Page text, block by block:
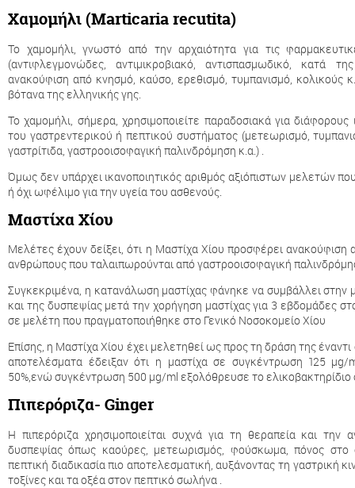
Χαμομήλι (Marticaria recutita)
Το χαμομήλι, γνωστό από την αρχαιότητα για τις
(αντιφλεγμονώδες, αντιμικροβιακό, αντισπασμωδικό, κατά
ανακούφιση από κνησμό, καύσο, ερεθισμό, τυμπανισμό, κολικούς
βότανα της ελληνικής γης.
Το χαμομήλι, σήμερα, χρησιμοποιείτε παραδοσιακά για
του γαστρεντερικού ή πεπτικού συστήματος (μετεωρισμό,
γαστρίτιδα, γαστροοισοφαγική παλινδρόμηση κ.α.) .
Όμως δεν υπάρχει ικανοποιητικός αριθμός αξιόπιστων μελετών
ή όχι ωφέλιμο για την υγεία του ασθενούς.
Μαστίχα Χίου
Μελέτες έχουν δείξει, ότι η Μαστίχα Χίου προσφέρει ανακούφιση
ανθρώπους που ταλαιπωρούνται από γαστροοισοφαγική
Συγκεκριμένα, η κατανάλωση μαστίχας φάνηκε να συμβάλλει στην
και της δυσπεψίας μετά την χορήγηση μαστίχας για 3 εβδομάδες
σε μελέτη που πραγματοποιήθηκε στο Γενικό Νοσοκομείο Χίου
Επίσης, η Μαστίχα Χίου έχει μελετηθεί ως προς τη δράση της
αποτελέσματα έδειξαν ότι η μαστίχα σε συγκέντρωση 125 μg/
50%,ενώ συγκέντρωση 500 μg/ml εξολόθρευσε το ελικοβακτηρίδιο
Πιπερόριζα- Ginger
Η πιπερόριζα χρησιμοποιείται συχνά για τη θεραπεία και
δυσπεψίας όπως καούρες, μετεωρισμός, φούσκωμα, πόνος στο
πεπτική διαδικασία πιο αποτελεσματική, αυξάνοντας τη γαστρική
τοξίνες και τα οξέα στον πεπτικό σωλήνα .